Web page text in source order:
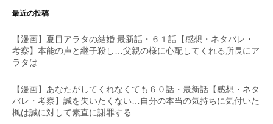
最近の投稿
【漫画】夏目アラタの結婚 最新話・６１話【感想・ネタバレ・
考察】本能の声と継子殺し…父親の様に心配してくれる所長にア
ラタは…
【漫画】あなたがしてくれなくても６０話・最新話【感想・ネタ
バレ・考察】誠を失いたくない…自分の本当の気持ちに気付いた
楓は誠に対して素直に謝罪する